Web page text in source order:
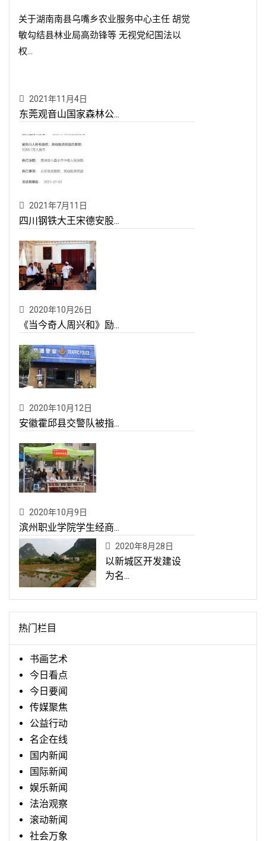
关于湖南南县乌嘴乡农业服务中心主任 胡觉
敏勾结县林业局高劲锋等 无视党纪国法以
权...
2021年11月4日
东莞观音山国家森林公...
2021年7月11日
四川钢铁大王宋德安股...
2020年10月26日
《当今奇人周兴和》励...
2020年10月12日
安徽霍邱县交警队被指...
2020年10月9日
滨州职业学院学生经商...
2020年8月28日
以新城区开发建设
为名...
热门栏目
书画艺术
今日看点
今日要闻
传媒聚焦
公益行动
名企在线
国内新闻
国际新闻
娱乐新闻
法治观察
滚动新闻
社会万象